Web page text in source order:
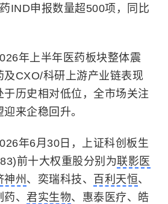
IND申报数量超500项，同比
年上半年医药板块整体震
及CXO/科研上游产业链表现
于历史相对低位，全市场关注
来企稳回升。
年6月30日，上证科创板生
前十大权重股分别为联影医
神州 、奕瑞科技、 百利天恒、
、 君实生物、惠泰医疗、皓